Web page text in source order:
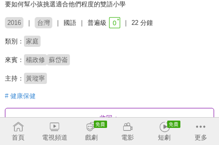
要如何幫小孩挑選適合他們程度的雙語小學
2016 台灣 國語 普遍級 22 分鐘
類別： 家庭
來賓： 楊政修 蘇岱崙
主持： 黃瑽寧
# 健康保健
收回
首頁 電視頻道 戲劇 電影 短劇 更多